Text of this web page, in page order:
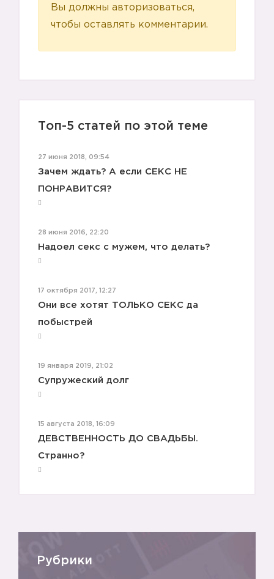
1️⃣
3️⃣
Вы должны авторизоваться,
чтобы оставлять комментарии.
Топ-5 статей по этой теме
27 июня 2018, 09:54
Зачем ждать? А если СЕКС НЕ
ПОНРАВИТСЯ?
28 июня 2016, 22:20
Надоел секс с мужем, что делать?
17 октября 2017, 12:27
Они все хотят ТОЛЬКО СЕКС да
побыстрей
19 января 2019, 21:02
Супружеский долг
15 августа 2018, 16:09
ДЕВСТВЕННОСТЬ ДО СВАДЬБЫ.
Странно?
Рубрики